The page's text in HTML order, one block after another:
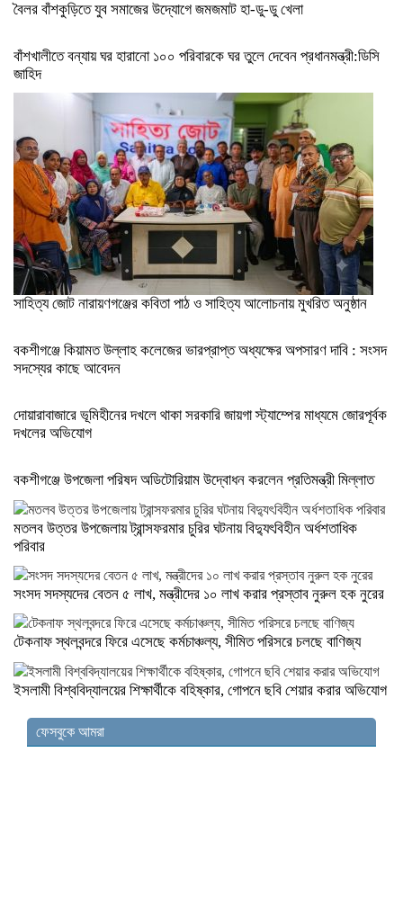
বৈলর বাঁশকুড়িতে যুব সমাজের উদ্যোগে জমজমাট হা-ডু-ডু খেলা
বাঁশখালীতে বন্যায় ঘর হারানো ১০০ পরিবারকে ঘর তুলে দেবেন প্রধানমন্ত্রী:ডিসি
জাহিদ
সাহিত্য জোট নারায়ণগঞ্জের কবিতা পাঠ ও সাহিত্য আলোচনায় মুখরিত অনুষ্ঠান
বকশীগঞ্জে কিয়ামত উল্লাহ কলেজের ভারপ্রাপ্ত অধ্যক্ষের অপসারণ দাবি : সংসদ
সদস্যের কাছে আবেদন
দোয়ারাবাজারে ভূমিহীনের দখলে থাকা সরকারি জায়গা স্ট্যাম্পের মাধ্যমে জোরপূর্বক
দখলের অভিযোগ
বকশীগঞ্জে উপজেলা পরিষদ অডিটোরিয়াম উদ্বোধন করলেন প্রতিমন্ত্রী মিল্লাত
মতলব উত্তর উপজেলায় ট্রান্সফরমার চুরির ঘটনায় বিদ্যুৎবিহীন অর্ধশতাধিক
পরিবার
সংসদ সদস্যদের বেতন ৫ লাখ, মন্ত্রীদের ১০ লাখ করার প্রস্তাব নুরুল হক নুরের
টেকনাফ স্থলবন্দরে ফিরে এসেছে কর্মচাঞ্চল্য, সীমিত পরিসরে চলছে বাণিজ্য
ইসলামী বিশ্ববিদ্যালয়ের শিক্ষার্থীকে বহিষ্কার, গোপনে ছবি শেয়ার করার অভিযোগ
ফেসবুকে আমরা